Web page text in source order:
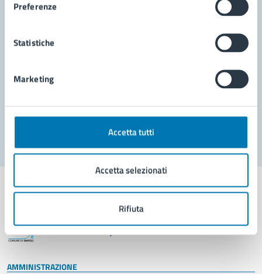
Preferenze
Statistiche
Marketing
Accetta tutti
Accetta selezionati
Rifiuta
Leggi le domande frequenti
Richiedi assistenza
Segnala disservizio
Comune di Napoli
AMMINISTRAZIONE